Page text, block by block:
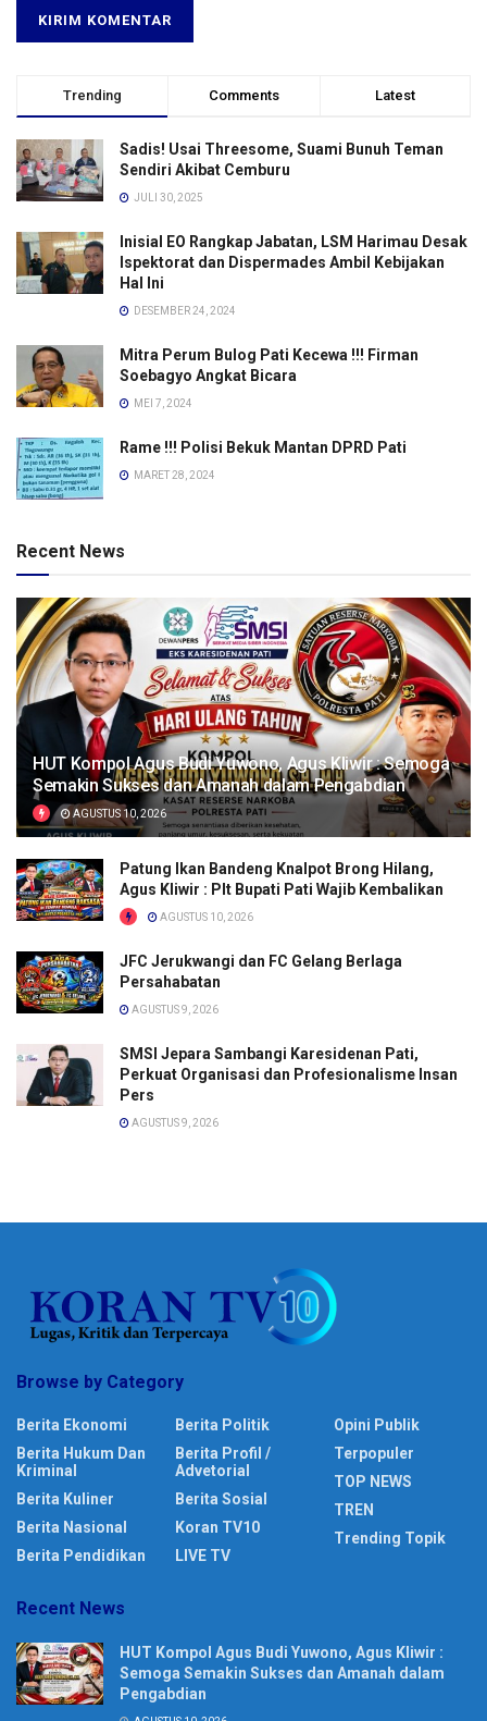
Trending Comments Latest
Sadis! Usai Threesome, Suami Bunuh Teman
Sendiri Akibat Cemburu
JULI 30, 2025
Inisial EO Rangkap Jabatan, LSM Harimau Desak
Ispektorat dan Dispermades Ambil Kebijakan
Hal Ini
DESEMBER 24, 2024
Mitra Perum Bulog Pati Kecewa !!! Firman
Soebagyo Angkat Bicara
MEI 7, 2024
Rame !!! Polisi Bekuk Mantan DPRD Pati
MARET 28, 2024
Recent News
HUT Kompol Agus Budi Yuwono, Agus Kliwir : Semoga
Semakin Sukses dan Amanah dalam Pengabdian
AGUSTUS 10, 2026
Patung Ikan Bandeng Knalpot Brong Hilang,
Agus Kliwir : Plt Bupati Pati Wajib Kembalikan
AGUSTUS 10, 2026
JFC Jerukwangi dan FC Gelang Berlaga
Persahabatan
AGUSTUS 9, 2026
SMSI Jepara Sambangi Karesidenan Pati,
Perkuat Organisasi dan Profesionalisme Insan
Pers
AGUSTUS 9, 2026
Browse by Category
Berita Ekonomi
Berita Hukum Dan
Kriminal
Berita Kuliner
Berita Nasional
Berita Pendidikan
Berita Politik
Berita Profil /
Advetorial
Berita Sosial
Koran TV10
LIVE TV
Opini Publik
Terpopuler
TOP NEWS
TREN
Trending Topik
Recent News
HUT Kompol Agus Budi Yuwono, Agus Kliwir :
Semoga Semakin Sukses dan Amanah dalam
Pengabdian